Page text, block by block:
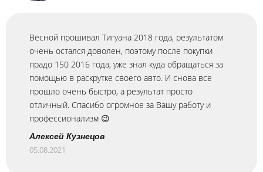
Весной прошивал Тигуана 2018 года, результатом
очень остался доволен, поэтому после покупки
прадо 150 2016 года, уже знал куда обращаться за
помощью в раскрутке своего авто. И снова все
прошло очень быстро, а результат просто
отличный. Спасибо огромное за Вашу работу и
профессионализм 😉
Алексей Кузнецов
05.08.2021